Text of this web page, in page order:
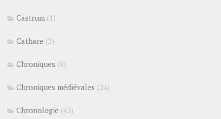
Castrum (1)
Cathare (3)
Chroniques (8)
Chroniques médiévales (24)
Chronologie (43)